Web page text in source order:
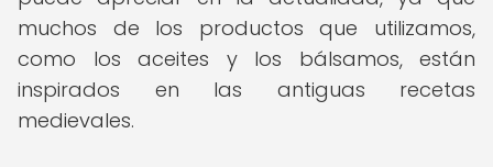
muchos de los productos que utilizamos,
como los aceites y los bálsamos, están
inspirados en las antiguas recetas
medievales.